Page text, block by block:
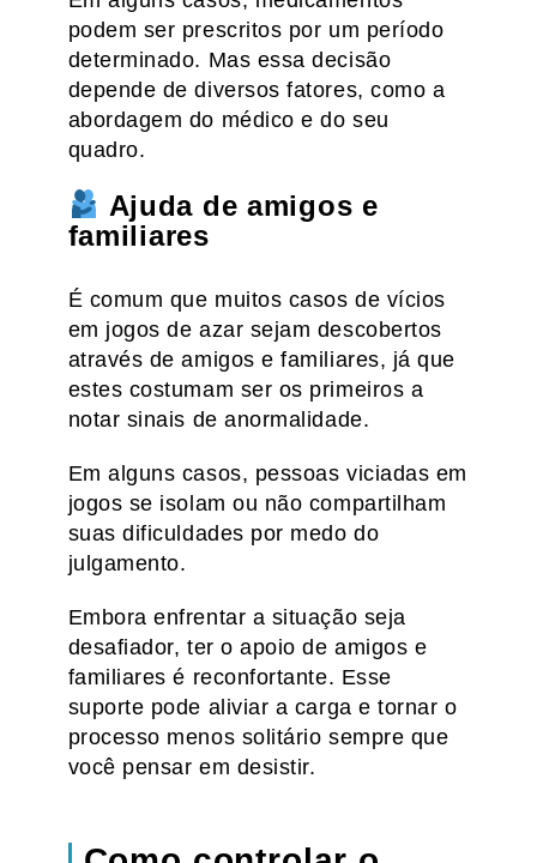
podem ser prescritos por um período
determinado. Mas essa decisão
depende de diversos fatores, como a
abordagem do médico e do seu
quadro.
Ajuda de amigos e
familiares
É comum que muitos casos de vícios
em jogos de azar sejam descobertos
através de amigos e familiares, já que
estes costumam ser os primeiros a
notar sinais de anormalidade.
Em alguns casos, pessoas viciadas em
jogos se isolam ou não compartilham
suas dificuldades por medo do
julgamento.
Embora enfrentar a situação seja
desafiador, ter o apoio de amigos e
familiares é reconfortante. Esse
suporte pode aliviar a carga e tornar o
processo menos solitário sempre que
você pensar em desistir.